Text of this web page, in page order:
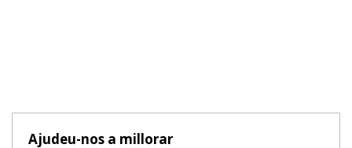
Ajudeu-nos a millorar